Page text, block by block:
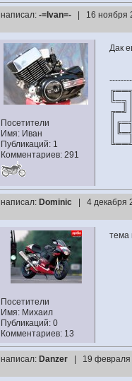
написал: -=Ivan=- | 16
Посетители
Имя: Иван
Публикаций: 1
Комментариев: 291
Дак
написал: Dominic | 4
Посетители
Имя: Михаил
Публикаций: 0
Комментариев: 13
тема
написал: Danzer | 19